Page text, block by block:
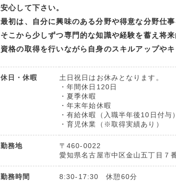
安心して下さい。
最初は、自分に興味のある分野や得意な分野仕事
そこから少しずつ専門的な知識や経験を蓄え将
資格の取得を行いながら自身のスキルアップやキ
休日・休暇
土日祝日はお休みとなります。
・年間休日120日
・夏季休暇
・年末年始休暇
・有給休暇（入職半年後10日付与）
・育児休業（※取得実績あり）
勤務地
〒460-0022
愛知県名古屋市中区金山五丁目７
勤務時間
8:30-17:30 休憩60分